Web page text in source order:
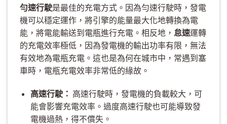
勻速行駛是最佳的充電方式。因為勻速行駛時，發電
機可以穩定運作，將引擎的能量最大化地轉換為電
能，將電能輸送到電瓶進行充電。相反地， 怠速運轉
的充電效率極低，因為發電機的輸出功率有限，無法
有效地為電瓶充電。這也是為何在城市中，常遇到塞
車時，電瓶充電效率非常低的緣故。
高速行駛： 高速行駛時，發電機的負載較大，可
能會影響充電效率。過度高速行駛也可能導致發
電機過熱，得不償失。